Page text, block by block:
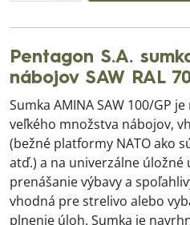
Pentagon S.A.
nábojov SAW RAL
Sumka AMINA SAW 100/GP
veľkého množstva nábojov,
(bežné platformy NATO ako
atď.) a na univerzálne úložné
prenášanie výbavy a
vhodná pre strelivo alebo
plnenie úloh. Sumka je